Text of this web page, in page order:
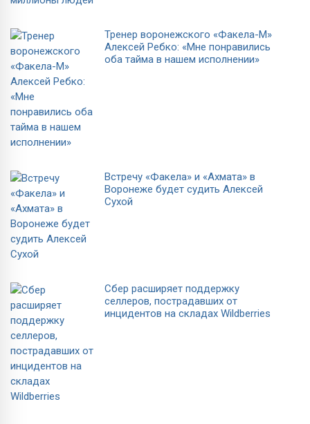
Тренер воронежского «Факела-М»
Алексей Ребко: «Мне понравились
оба тайма в нашем исполнении»
Встречу «Факела» и «Ахмата» в
Воронеже будет судить Алексей
Сухой
Сбер расширяет поддержку
селлеров, пострадавших от
инцидентов на складах Wildberries